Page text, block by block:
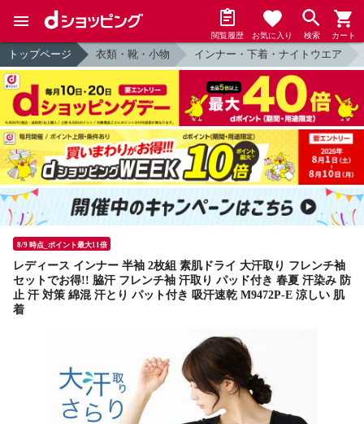
閲覧履歴 お気に入り 検索 カート
トップページ 衣類・靴・小物 インナー・下着・ナイトウエア
8/9 時点_ポイント最大11倍
レディース インナー 半袖 2枚組 素肌ドライ 大汗取り フレンチ袖
セットでお得!! 脇汗 フレンチ袖 汗取り パッド付き 春夏 汗染み 防
止 汗 対策 綿混 汗とり パット付き 吸汗速乾 M9472P-E 涼しい 肌
着